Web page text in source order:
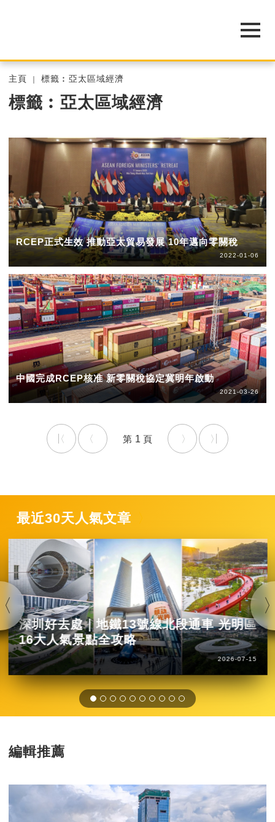
主頁 標籤︰亞太區域經濟
標籤︰亞太區域經濟
RCEP正式生效 推動亞太貿易發展 10年邁向零關稅
2022-01-06
中國完成RCEP核准 新零關稅協定冀明年啟動
2021-03-26
1
最近30天人氣文章
深圳好去處｜地鐵13號線北段通車 光明區
16大人氣景點全攻略
2026-07-15
編輯推薦